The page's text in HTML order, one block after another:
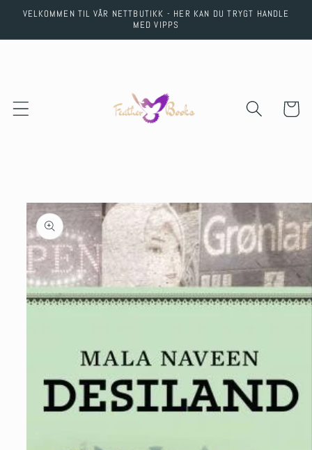
Skip to
VELKOMMEN TIL VÅR NETTBUTIKK - HER KAN DU TRYGT HANDLE
MED VIPPS
Cart
Skip to
product
information